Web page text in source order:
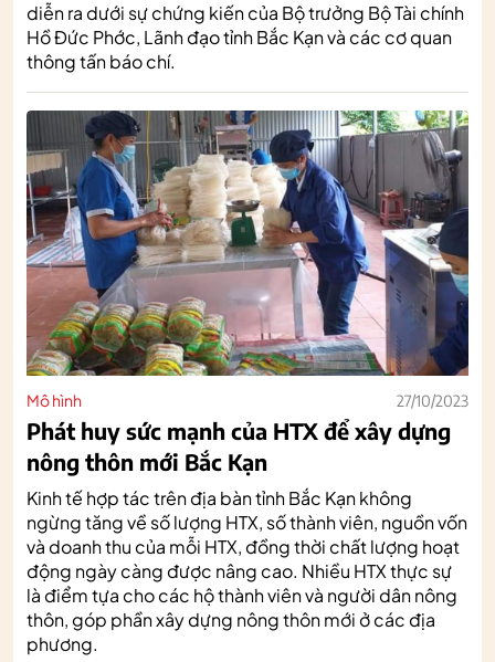
diễn ra dưới sự chứng kiến của Bộ trưởng Bộ Tài chính
Hồ Đức Phớc, Lãnh đạo tỉnh Bắc Kạn và các cơ quan
thông tấn báo chí.
Mô hình 27/10/2023
Phát huy sức mạnh của HTX để xây dựng
nông thôn mới Bắc Kạn
Kinh tế hợp tác trên địa bàn tỉnh Bắc Kạn không
ngừng tăng về số lượng HTX, số thành viên, nguồn vốn
và doanh thu của mỗi HTX, đồng thời chất lượng hoạt
động ngày càng được nâng cao. Nhiều HTX thực sự
là điểm tựa cho các hộ thành viên và người dân nông
thôn, góp phần xây dựng nông thôn mới ở các địa
phương.